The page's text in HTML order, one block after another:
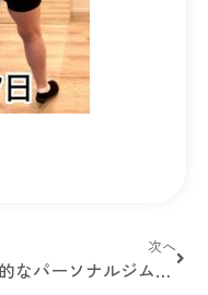
次へ
一般的なパーソナルジムと、ボディメイク専門サロンは何が違うの？